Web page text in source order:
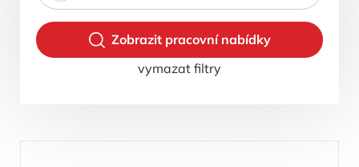
vymazat filtry
Zobrazit pracovní nabídky